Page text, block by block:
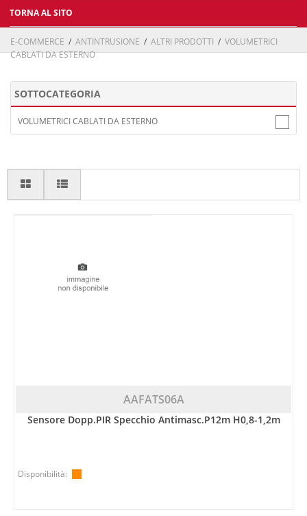
TORNA AL SITO
E-COMMERCE / ANTINTRUSIONE / ALTRI PRODOTTI / VOLUMETRICI
CABLATI DA ESTERNO
SOTTOCATEGORIA
VOLUMETRICI CABLATI DA ESTERNO
AAFATS06A
Sensore Dopp.PIR Specchio Antimasc.P12m H0,8-1,2m
Disponibilità: